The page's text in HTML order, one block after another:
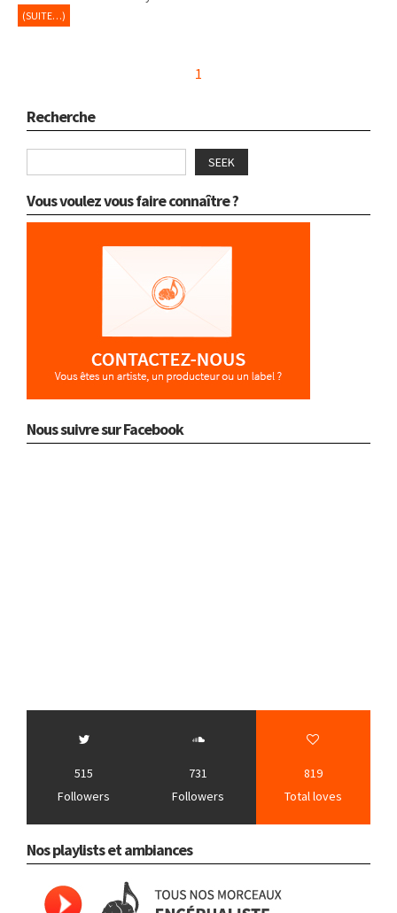
(SUITE…)
1
Recherche
SEEK
Vous voulez vous faire connaître ?
Nous suivre sur Facebook
515
Followers
731
Followers
819
Total loves
Nos playlists et ambiances